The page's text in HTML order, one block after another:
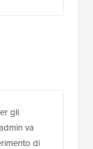
gli
va
di